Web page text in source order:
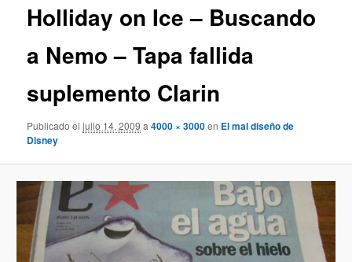
Holliday on Ice – Buscando
a Nemo – Tapa fallida
suplemento Clarin
Publicado el julio 14, 2009 a4000 × 3000en El mal diseño de
Disney